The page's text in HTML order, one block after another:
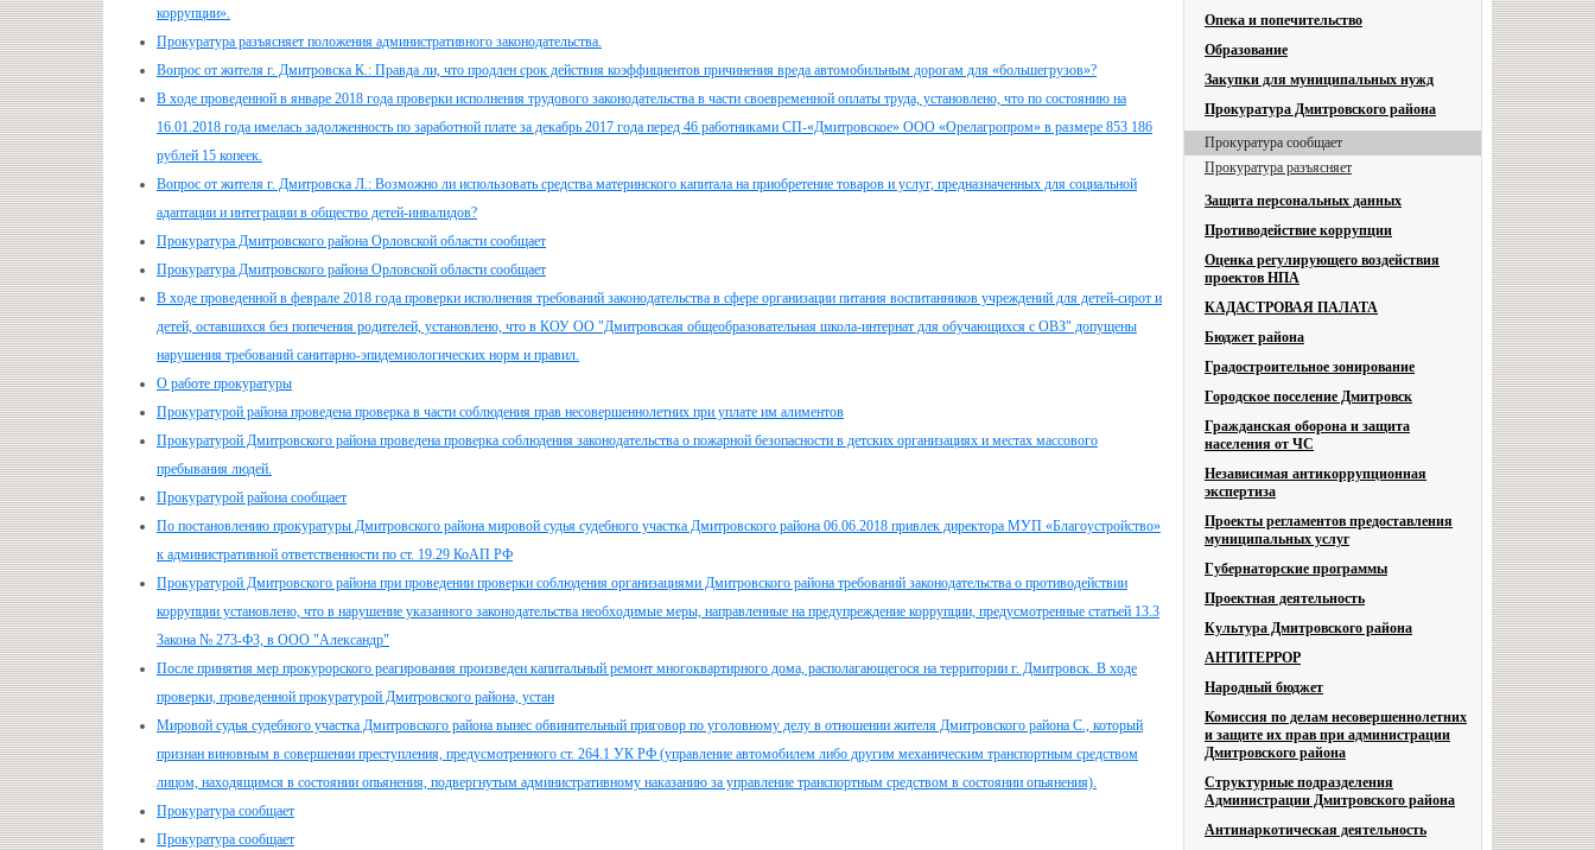
коррупции».
Прокуратура разъясняет положения административного законодательства.
Вопрос от жителя г. Дмитровска К.: Правда ли, что продлен срок действия коэффициентов причинения вреда автомобильным дорогам для «большегрузов»?
В ходе проведенной в январе 2018 года проверки исполнения трудового законодательства в части своевременной оплаты труда, установлено, что по состоянию на
16.01.2018 года имелась задолженность по заработной плате за декабрь 2017 года перед 46 работниками СП-«Дмитровское» ООО «Орелагропром» в размере 853 186
рублей 15 копеек.
Вопрос от жителя г. Дмитровска Л.: Возможно ли использовать средства материнского капитала на приобретение товаров и услуг, предназначенных для социальной
адаптации и интеграции в общество детей-инвалидов?
Прокуратура Дмитровского района Орловской области сообщает
Прокуратура Дмитровского района Орловской области сообщает
В ходе проведенной в феврале 2018 года проверки исполнения требований законодательства в сфере организации питания воспитанников учреждений для детей-сирот и
детей, оставшихся без попечения родителей, установлено, что в КОУ ОО "Дмитровская общеобразовательная школа-интернат для обучающихся с ОВЗ" допущены
нарушения требований санитарно-эпидемиологических норм и правил.
О работе прокуратуры
Прокуратурой района проведена проверка в части соблюдения прав несовершеннолетних при уплате им алиментов
Прокуратурой Дмитровского района проведена проверка соблюдения законодательства о пожарной безопасности в детских организациях и местах массового
пребывания людей.
Прокуратурой района сообщает
По постановлению прокуратуры Дмитровского района мировой судья судебного участка Дмитровского района 06.06.2018 привлек директора МУП «Благоустройство»
к административной ответственности по ст. 19.29 КоАП РФ
Прокуратурой Дмитровского района при проведении проверки соблюдения организациями Дмитровского района требований законодательства о противодействии
коррупции установлено, что в нарушение указанного законодательства необходимые меры, направленные на предупреждение коррупции, предусмотренные статьей 13.3
Закона № 273-Ф3, в ООО "Александр"
После принятия мер прокурорского реагирования произведен капитальный ремонт многоквартирного дома, располагающегося на территории г. Дмитровск. В ходе
проверки, проведенной прокуратурой Дмитровского района, устан
Мировой судья судебного участка Дмитровского района вынес обвинительный приговор по уголовному делу в отношении жителя Дмитровского района С., который
признан виновным в совершении преступления, предусмотренного ст. 264.1 УК РФ (управление автомобилем либо другим механическим транспортным средством
лицом, находящимся в состоянии опьянения, подвергнутым административному наказанию за управление транспортным средством в состоянии опьянения).
Прокуратура сообщает
Прокуратура сообщает
Опека и попечительство
Образование
Закупки для муниципальных нужд
Прокуратура Дмитровского района
Прокуратура сообщает
Прокуратура разъясняет
Защита персональных данных
Противодействие коррупции
Оценка регулирующего воздействия
проектов НПА
КАДАСТРОВАЯ ПАЛАТА
Бюджет района
Градостроительное зонирование
Городское поселение Дмитровск
Гражданская оборона и защита
населения от ЧС
Независимая антикоррупционная
экспертиза
Проекты регламентов предоставления
муниципальных услуг
Губернаторские программы
Проектная деятельность
Культура Дмитровского района
АНТИТЕРРОР
Народный бюджет
Комиссия по делам несовершеннолетних
и защите их прав при администрации
Дмитровского района
Структурные подразделения
Администрации Дмитровского района
Антинаркотическая деятельность